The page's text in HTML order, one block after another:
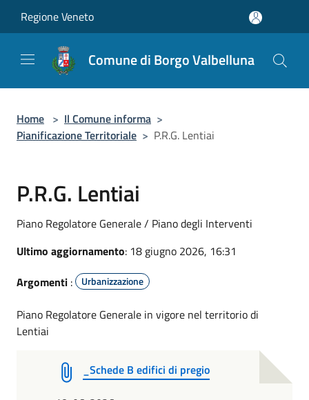
Regione Veneto
Comune di Borgo Valbelluna
Home > Il Comune informa >
Pianificazione Territoriale > P.R.G. Lentiai
P.R.G. Lentiai
Piano Regolatore Generale / Piano degli Interventi
Ultimo aggiornamento: 18 giugno 2026, 16:31
Argomenti : Urbanizzazione
Piano Regolatore Generale in vigore nel territorio di
Lentiai
_Schede B edifici di pregio